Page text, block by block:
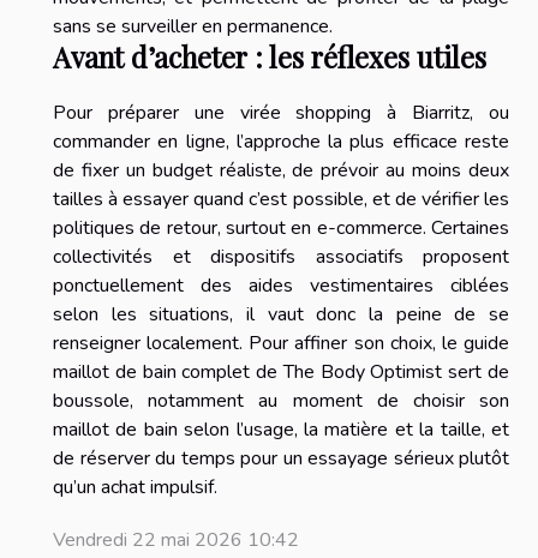
sans se surveiller en permanence.
Avant d’acheter : les réflexes utiles
Pour préparer une virée shopping à Biarritz, ou
commander en ligne, l’approche la plus efficace reste
de fixer un budget réaliste, de prévoir au moins deux
tailles à essayer quand c’est possible, et de vérifier les
politiques de retour, surtout en e-commerce. Certaines
collectivités et dispositifs associatifs proposent
ponctuellement des aides vestimentaires ciblées
selon les situations, il vaut donc la peine de se
renseigner localement. Pour affiner son choix, le guide
maillot de bain complet de The Body Optimist sert de
boussole, notamment au moment de choisir son
maillot de bain selon l’usage, la matière et la taille, et
de réserver du temps pour un essayage sérieux plutôt
qu’un achat impulsif.
Vendredi 22 mai 2026 10:42